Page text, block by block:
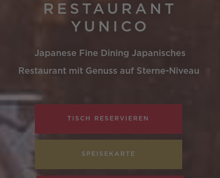
RESTAURANT
YUNICO
Japanese Fine Dining Japanisches
Restaurant mit Genuss auf Sterne-Niveau
TISCH RESERVIEREN
SPEISEKARTE